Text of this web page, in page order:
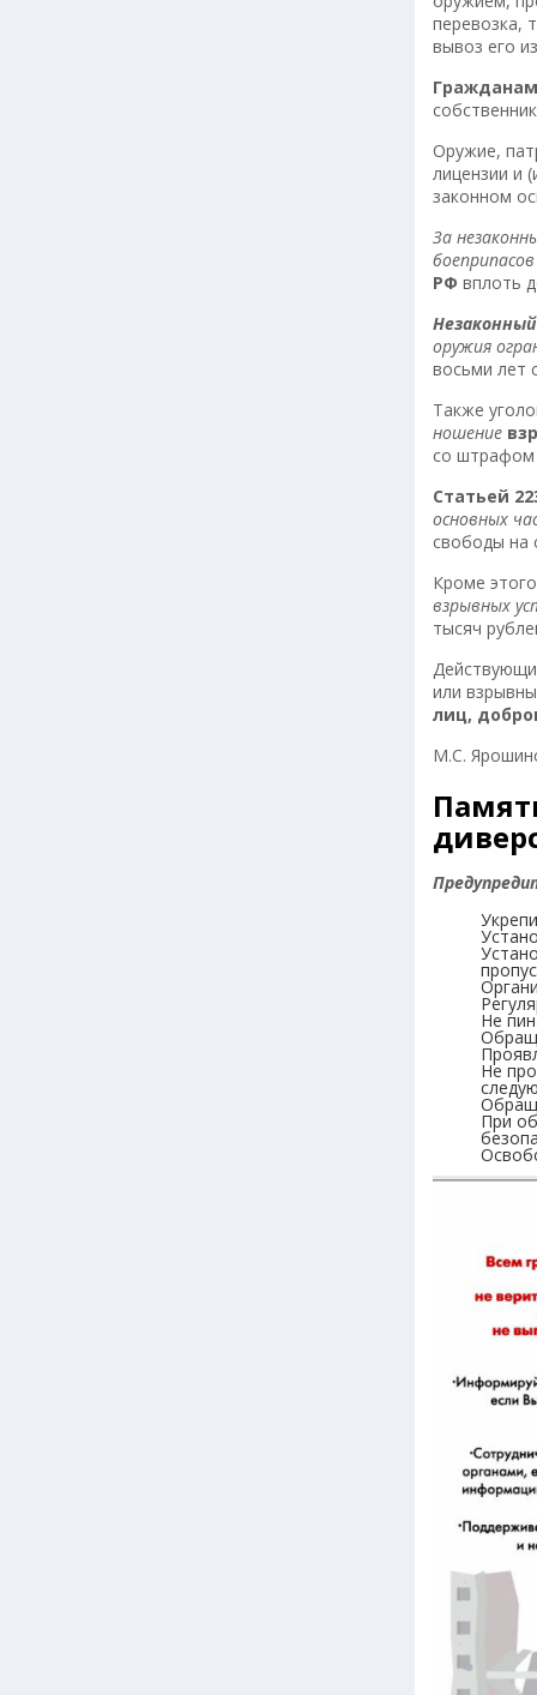
перевозка,
вывоз его
Оружие,
лицензии и
законном
За
боеприпасов
РФ вплоть
оружия
восьми лет
Также
ношение
со штрафом
Статьей
основных
свободы на
Кроме
взрывных
тысяч
или
лиц,
М.С.
Не
Не
При